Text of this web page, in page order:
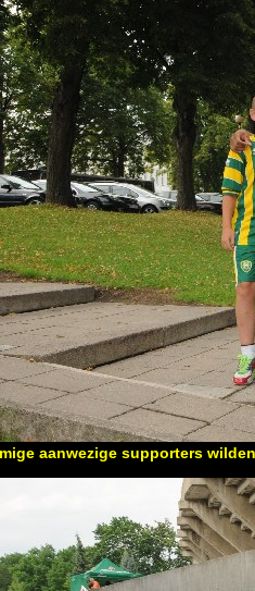
aanwezige supporters